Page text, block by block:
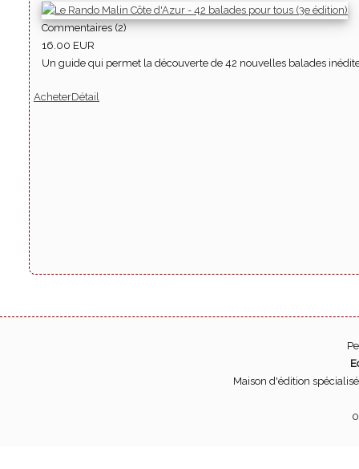
Commentaires (2)
16.00 EUR
Un guide qui permet la découverte de 42 nouvelles balades
AcheterDétail
Maison d'édition